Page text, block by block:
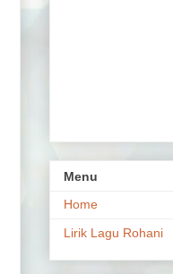
Menu
Home
Lirik Lagu Rohani